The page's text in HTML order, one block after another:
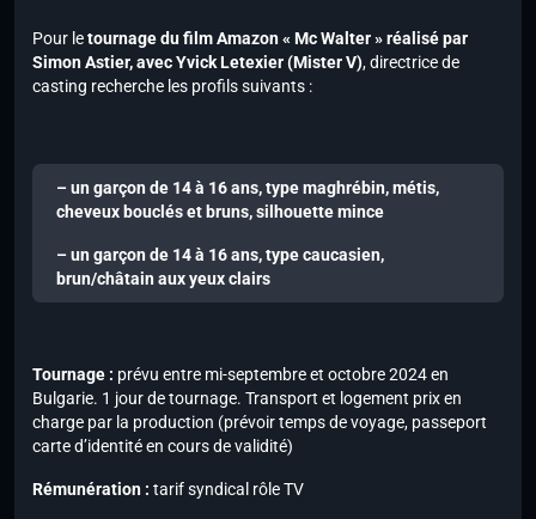
Pour letournage du film Amazon « Mc Walter » réalisé par
Simon Astier, avec Yvick Letexier (Mister V), directrice de
casting recherche les profils suivants :
– un garçon de 14 à 16 ans, type maghrébin, métis,
cheveux bouclés et bruns, silhouette mince
– un garçon de 14 à 16 ans, type caucasien,
brun/châtain aux yeux clairs
Tournage : prévu entre mi-septembre et octobre 2024 en
Bulgarie. 1 jour de tournage. Transport et logement prix en
charge par la production (prévoir temps de voyage, passeport
carte d’identité en cours de validité)
Rémunération : tarif syndical rôle TV